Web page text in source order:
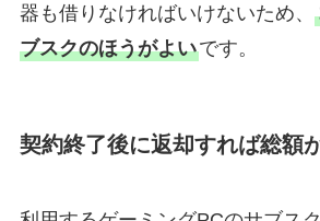
器も借りなければいけないため、
ブスクのほうがよいです。
契約終了後に返却すれば総額